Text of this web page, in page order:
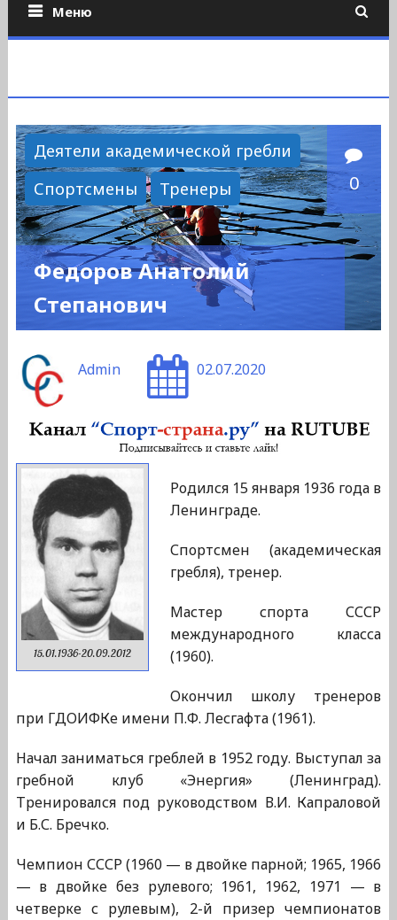
Меню
Деятели академической гребли
Спортсмены
Тренеры 0
Федоров Анатолий
Степанович
Admin 02.07.2020
15.01.1936-20.09.2012
Родился 15 января 1936 года в
Ленинграде.
Спортсмен (академическая
гребля), тренер.
Мастер спорта СССР
международного класса
(1960).
Окончил школу тренеров
при ГДОИФКе имени П.Ф. Лесгафта (1961).
Начал заниматься греблей в 1952 году. Выступал за
гребной клуб «Энергия» (Ленинград).
Тренировался под руководством В.И. Капраловой
и Б.С. Бречко.
Чемпион СССР (1960 — в двойке парной; 1965, 1966
— в двойке без рулевого; 1961, 1962, 1971 — в
четверке с рулевым), 2-й призер чемпионатов